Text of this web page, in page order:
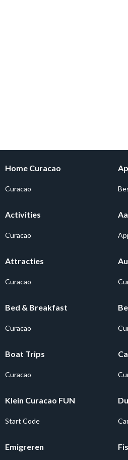
Home Curacao
Curacao
Activities
Curacao
Attracties
Curacao
Bed & Breakfast
Curacao
Boat Trips
Curacao
Klein Curacao FUN
Start Code
Emigreren